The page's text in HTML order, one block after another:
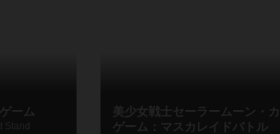
ーム
Stand
美少女戦士セーラームーン・
ゲーム：マスカレイドバトル